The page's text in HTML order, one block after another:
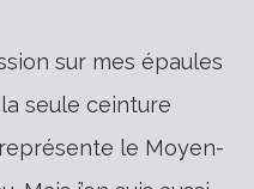
sur mes épaules
seule ceinture
le Moyen-